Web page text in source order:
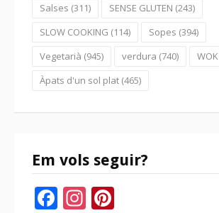
Salses (311) SENSE GLUTEN (243)
SLOW COOKING (114) Sopes (394)
Vegetarià (945) verdura (740) WOK
Àpats d'un sol plat (465)
Em vols seguir?
Facebook
Instagram